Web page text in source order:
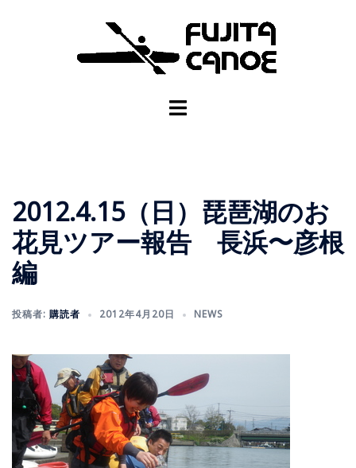
2012.4.15（日）琵琶湖のお
花見ツアー報告 長浜〜彦根
編
投稿者: 購読者 2012年4月20日 NEWS